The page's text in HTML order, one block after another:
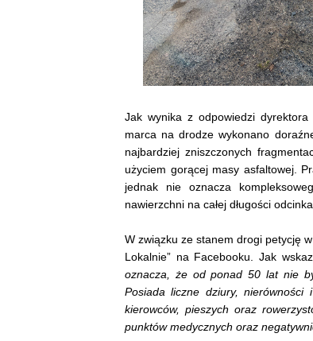
Jak wynika z odpowiedzi dyrektora
marca na drodze wykonano
najbardziej zniszczonych
użyciem gorącej masy asfaltowej.
jednak nie oznacza
nawierzchni na całej długości
W związku ze stanem drogi petycję
Lokalnie” na Facebooku. Jak
oznacza, że od ponad 50 lat nie
Posiada liczne dziury, nierówności
kierowców, pieszych oraz
punktów medycznych oraz